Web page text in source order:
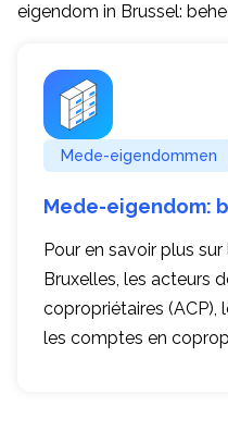
eigendom in Brussel:
Mede-eigendommen
Mede-eigendom:
Pour en savoir plus
Bruxelles, les acteurs
copropriétaires (ACP),
les comptes en